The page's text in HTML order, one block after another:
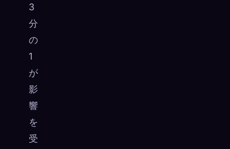
3
分
の
1
が
影
響
を
受